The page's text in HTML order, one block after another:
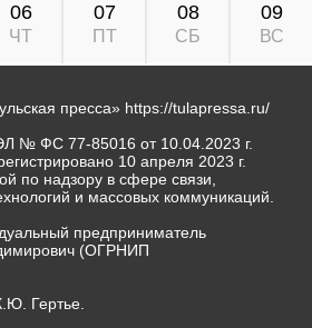
06
ЧТ
07
ПТ
08
СБ
09
ВС
пресса» https://tulapressa.ru/
№ ФС 77-85016 от 10.04.2023 г.
10 апреля 2023 г.
по надзору в сфере связи,
и массовых коммуникаций.
предприниматель
(ОГРНИП
Гертье.